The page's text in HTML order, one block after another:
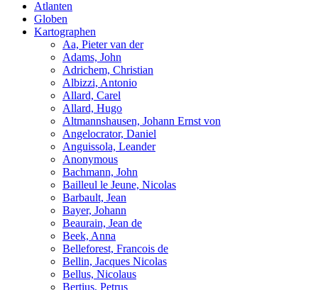
Atlanten
Globen
Kartographen
Aa, Pieter van der
Adams, John
Adrichem, Christian
Albizzi, Antonio
Allard, Carel
Allard, Hugo
Altmannshausen, Johann Ernst von
Angelocrator, Daniel
Anguissola, Leander
Anonymous
Bachmann, John
Bailleul le Jeune, Nicolas
Barbault, Jean
Bayer, Johann
Beaurain, Jean de
Beek, Anna
Belleforest, Francois de
Bellin, Jacques Nicolas
Bellus, Nicolaus
Bertius, Petrus